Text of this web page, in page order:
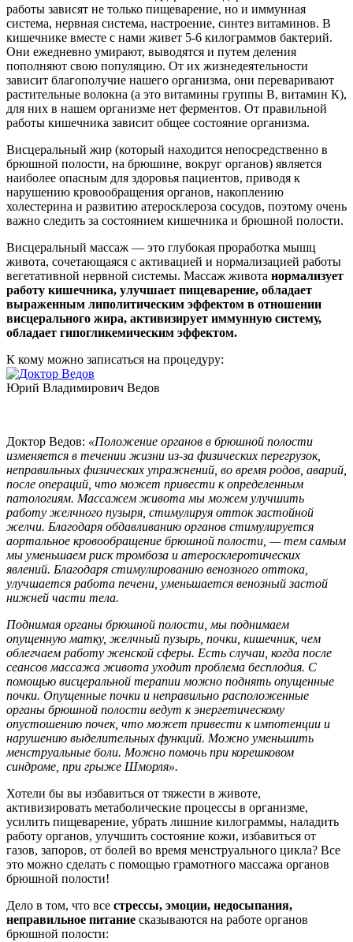
работы зависят не только пищеварение, но и иммунная
система, нервная система, настроение, синтез витаминов. В
кишечнике вместе с нами живет 5-6 килограммов бактерий.
Они ежедневно умирают, выводятся и путем деления
пополняют свою популяцию. От их жизнедеятельности
зависит благополучие нашего организма, они переваривают
растительные волокна (а это витамины группы В, витамин К),
для них в нашем организме нет ферментов. От правильной
работы кишечника зависит общее состояние организма.
Висцеральный жир (который находится непосредственно в
брюшной полости, на брюшине, вокруг органов) является
наиболее опасным для здоровья пациентов, приводя к
нарушению кровообращения органов, накоплению
холестерина и развитию атеросклероза сосудов, поэтому очень
важно следить за состоянием кишечника и брюшной полости.
Висцеральный массаж — это глубокая проработка мышц
живота, сочетающаяся с активацией и нормализацией работы
вегетативной нервной системы. Массаж живота нормализует
работу кишечника, улучшает пищеварение, обладает
выраженным липолитическим эффектом в отношении
висцерального жира, активизирует иммунную систему,
обладает гипогликемическим эффектом.
К кому можно записаться на процедуру:
Юрий Владимирович Ведов
Доктор Ведов: «Положение органов в брюшной полости
изменяется в течении жизни из-за физических перегрузок,
неправильных физических упражнений, во время родов, аварий,
после операций, что может привести к определенным
патологиям. Массажем живота мы можем улучшить
работу желчного пузыря, стимулируя отток застойной
желчи. Благодаря обдавливанию органов стимулируется
аортальное кровообращение брюшной полости, — тем самым
мы уменьшаем риск тромбоза и атеросклеротических
явлений. Благодаря стимулированию венозного оттока,
улучшается работа печени, уменьшается венозный застой
нижней части тела.
Поднимая органы брюшной полости, мы поднимаем
опущенную матку, желчный пузырь, почки, кишечник, чем
облегчаем работу женской сферы. Есть случаи, когда после
сеансов массажа живота уходит проблема бесплодия. С
помощью висцеральной терапии можно поднять опущенные
почки. Опущенные почки и неправильно расположенные
органы брюшной полости ведут к энергетическому
опустошению почек, что может привести к импотенции и
нарушению выделительных функций. Можно уменьшить
менструальные боли. Можно помочь при корешковом
синдроме, при грыже Шморля».
Хотели бы вы избавиться от тяжести в животе,
активизировать метаболические процессы в организме,
усилить пищеварение, убрать лишние килограммы, наладить
работу органов, улучшить состояние кожи, избавиться от
газов, запоров, от болей во время менструального цикла? Все
это можно сделать с помощью грамотного массажа органов
брюшной полости!
Дело в том, что все стрессы, эмоции, недосыпания,
неправильное питание сказываются на работе органов
брюшной полости: